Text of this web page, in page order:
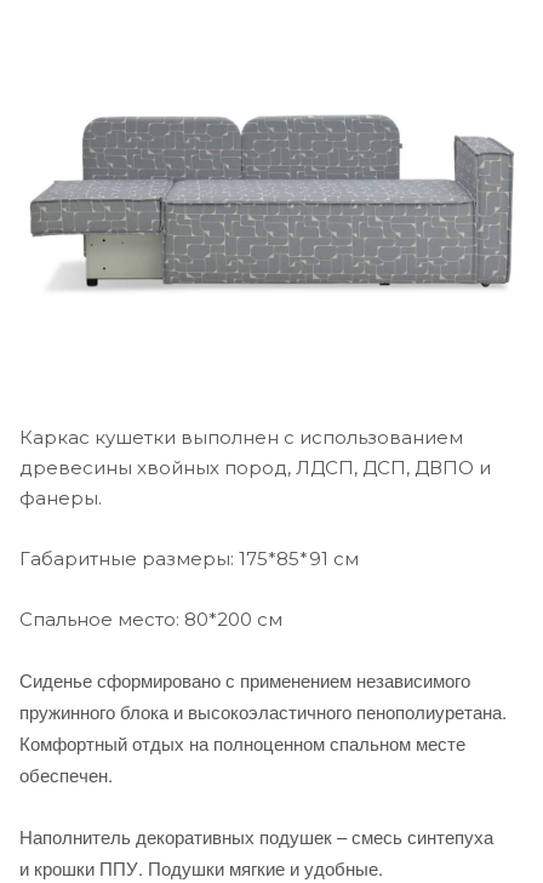
Каркас кушетки выполнен с использованием
древесины хвойных пород, ЛДСП, ДСП, ДВПО и
фанеры.
Габаритные размеры: 175*85*91 см
Спальное место: 80*200 см
Сиденье сформировано с применением независимого
пружинного блока и высокоэластичного пенополиуретана.
Комфортный отдых на полноценном спальном месте
обеспечен.
Наполнитель декоративных подушек – смесь синтепуха
и крошки ППУ. Подушки мягкие и удобные.